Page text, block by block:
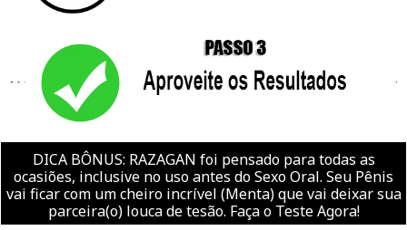
DICA BÔNUS: RAZAGAN foi pensado para todas as
ocasiões, inclusive no uso antes do Sexo Oral. Seu Pênis
vai ficar com um cheiro incrível (Menta) que vai deixar sua
parceira(o) louca de tesão. Faça o Teste Agora!